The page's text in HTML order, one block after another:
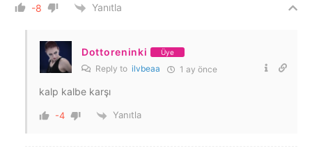
-8 Yanıtla
Dottoreninki Üye
Reply to ilvbeaa 1 ay önce
kalp kalbe karşı
-4 Yanıtla